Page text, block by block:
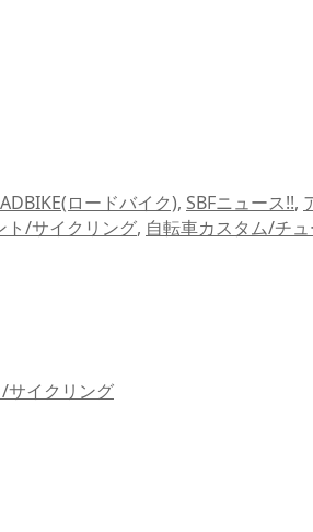
ロードバイク), SBFニュース!!,
ト/サイクリング, 自転車カスタム/チ
サイクリング